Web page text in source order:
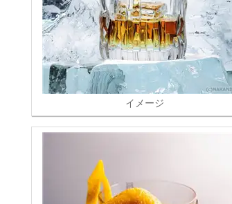
イメージ